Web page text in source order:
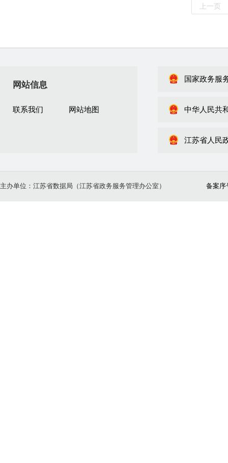
上一页
网站信息
联系我们 网站地图
国家政务服
中华人民共
江苏省人民
主办单位：江苏省数据局（江苏省政务服务管理办公室） 备案序